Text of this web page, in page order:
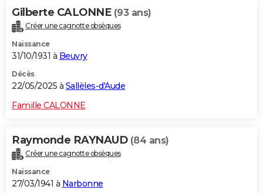
Gilberte CALONNE (93 ans)
Créer une cagnotte obsèques
Naissance
31/10/1931 à Beuvry
Décès
22/05/2025 à Sallèles-d'Aude
Famille CALONNE
Raymonde RAYNAUD (84 ans)
Créer une cagnotte obsèques
Naissance
27/03/1941 à Narbonne